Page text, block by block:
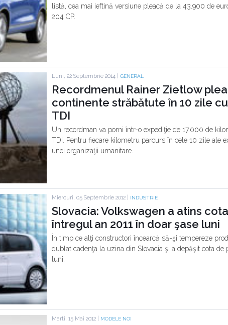
listă, cea mai ieftină versiune pleacă de la 43.900 de
204 CP.
Luni, 22 Septembrie 2014 | GENERAL
Recordmenul Rainer Zietlow
continente străbătute în 10 zile
TDI
Un recordman va porni într-o expediţie de 17.000 de
TDI. Pentru fiecare kilometru parcurs în cele 10 zile ale
unei organizaţii umanitare.
Miercuri, 05 Septembrie 2012 | INDUSTRIE
Slovacia: Volkswagen a atins
întregul an 2011 în doar şase luni
În timp ce alţi constructori încearcă să-şi tempereze
dublat cadenţa la uzina din Slovacia şi a depăşit cota
luni.
Marti, 15 Mai 2012 | MODELE NOI